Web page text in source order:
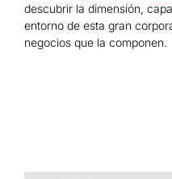
descubrir la dimensión,
entorno de esta gran
negocios que la componen.